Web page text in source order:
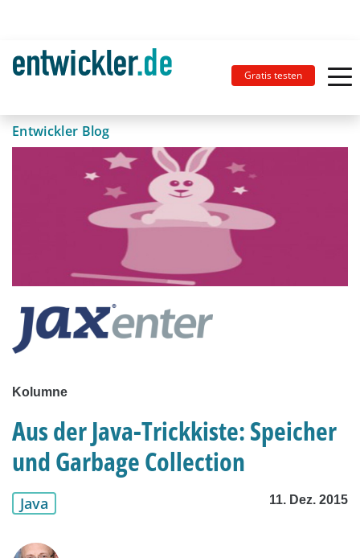
Gratis testen
Entwickler Blog
Kolumne
Aus der Java-Trickkiste: Speicher
und Garbage Collection
Java 11. Dez. 2015